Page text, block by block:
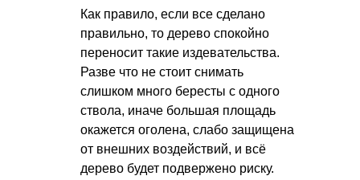
Как правило, если все сделано
правильно, то дерево спокойно
переносит такие издевательства.
Разве что не стоит снимать
слишком много бересты с одного
ствола, иначе большая площадь
окажется оголена, слабо защищена
от внешних воздействий, и всё
дерево будет подвержено риску.